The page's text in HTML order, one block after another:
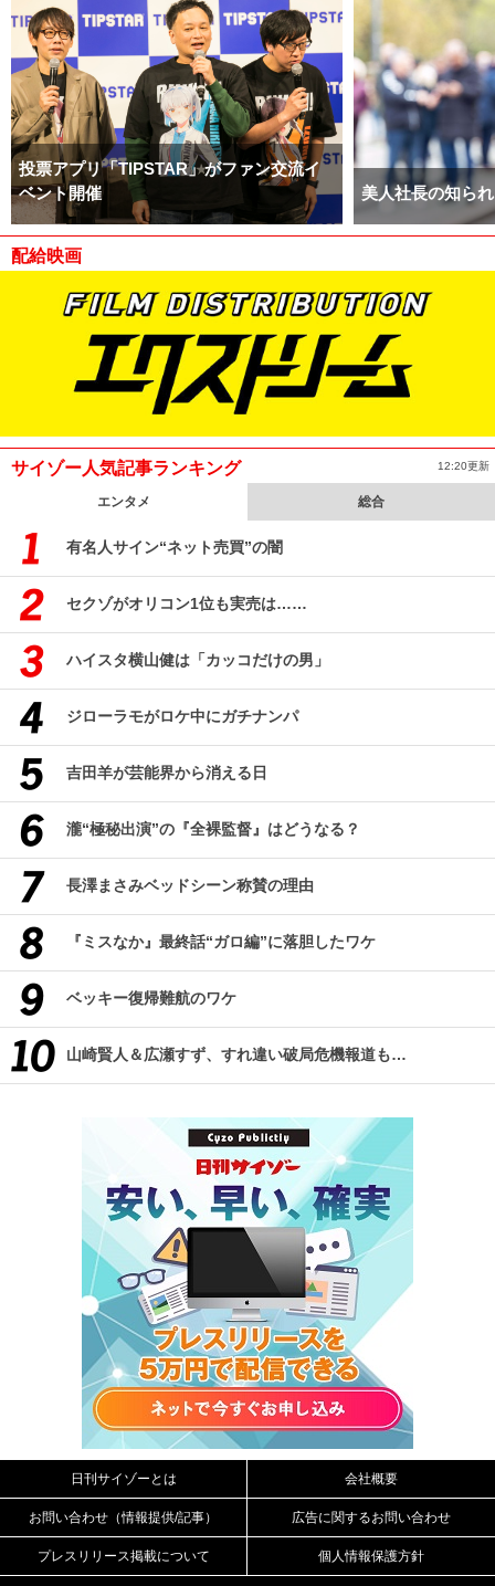
投票アプリ「TIPSTAR」がファン交流イ
ベント開催
美人社長の知ら
配給映画
サイゾー人気記事ランキング 12:20更新
エンタメ 総合
有名人サイン“ネット売買”の闇
セクゾがオリコン1位も実売は……
ハイスタ横山健は「カッコだけの男」
ジローラモがロケ中にガチナンパ
吉田羊が芸能界から消える日
瀧“極秘出演”の『全裸監督』はどうなる？
長澤まさみベッドシーン称賛の理由
『ミスなか』最終話“ガロ編”に落胆したワケ
ベッキー復帰難航のワケ
山崎賢人＆広瀬すず、すれ違い破局危機報道も…
日刊サイゾーとは 会社概要
お問い合わせ（情報提供/記事） 広告に関するお問い合わせ
プレスリリース掲載について 個人情報保護方針